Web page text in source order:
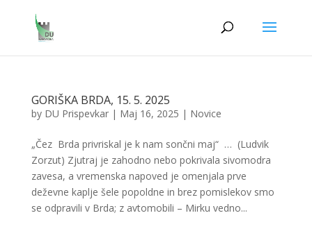
GORIŠKA BRDA, 15. 5. 2025
by DU Prispevkar| Maj 16, 2025 | Novice
„Čez Brda privriskal je k nam sončni maj“ … (Ludvik
Zorzut) Zjutraj je zahodno nebo pokrivala sivomodra
zavesa, a vremenska napoved je omenjala prve
deževne kaplje šele popoldne in brez pomislekov smo
se odpravili v Brda; z avtomobili – Mirku vedno...